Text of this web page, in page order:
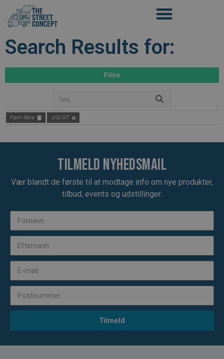
Search Results for:
Filtre
Fjern filtre UQi GT
Tilmeld nyhedsmail
Vær blandt de første til at modtage info om nye produkter,
tilbud, events og udstillinger.
Tilmeld